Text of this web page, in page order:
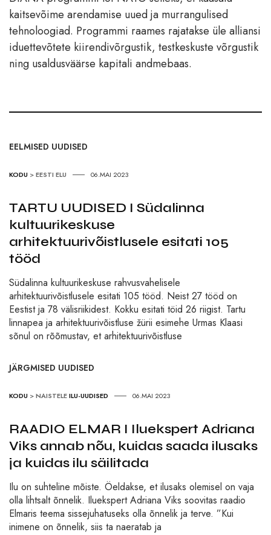
kaitsevõime arendamise uued ja murrangulised
tehnoloogiad. Programmi raames rajatakse üle alliansi
iduettevõtete kiirendivõrgustik, testkeskuste võrgustik
ning usaldusväärse kapitali andmebaas.
EELMISED UUDISED
KODU >EESTI ELU 06.MAI 2023
TARTU UUDISED I Südalinna
kultuurikeskuse
arhitektuurivõistlusele esitati 105
tööd
Südalinna kultuurikeskuse rahvusvahelisele
arhitektuurivõistlusele esitati 105 tööd. Neist 27 tööd on
Eestist ja 78 välisriikidest. Kokku esitati töid 26 riigist. Tartu
linnapea ja arhitektuurivõistluse žürii esimehe Urmas Klaasi
sõnul on rõõmustav, et arhitektuurivõistluse
JÄRGMISED UUDISED
KODU >NAISTELEILU-UUDISED 06.MAI 2023
RAADIO ELMAR I Iluekspert Adriana
Viks annab nõu, kuidas saada ilusaks
ja kuidas ilu säilitada
Ilu on suhteline mõiste. Öeldakse, et ilusaks olemisel on vaja
olla lihtsalt õnnelik. Iluekspert Adriana Viks soovitas raadio
Elmaris teema sissejuhatuseks olla õnnelik ja terve. ”Kui
inimene on õnnelik, siis ta naeratab ja